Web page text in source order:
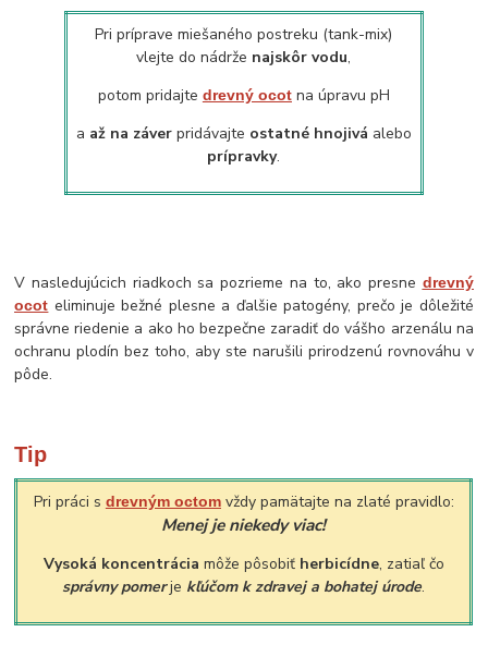
Pri príprave miešaného postreku (tank-mix)
vlejte do nádrže najskôr vodu,
potom pridajte drevný ocotna úpravu pH
a až na záverpridávajte ostatné hnojivá alebo
prípravky.
V nasledujúcich riadkoch sa pozrieme na to, ako presne drevný
ocot eliminuje bežné plesne a ďalšie patogény, prečo je dôležité
správne riedenie a ako ho bezpečne zaradiť do vášho arzenálu na
ochranu plodín bez toho, aby ste narušili prirodzenú rovnováhu v
pôde.
Tip
Pri práci s drevným octomvždy pamätajte na zlaté pravidlo:
Menej je niekedy viac!
Vysoká koncentrácia môže pôsobiť herbicídne, zatiaľ čo
správny pomerje kľúčom k zdravej a bohatej úrode.